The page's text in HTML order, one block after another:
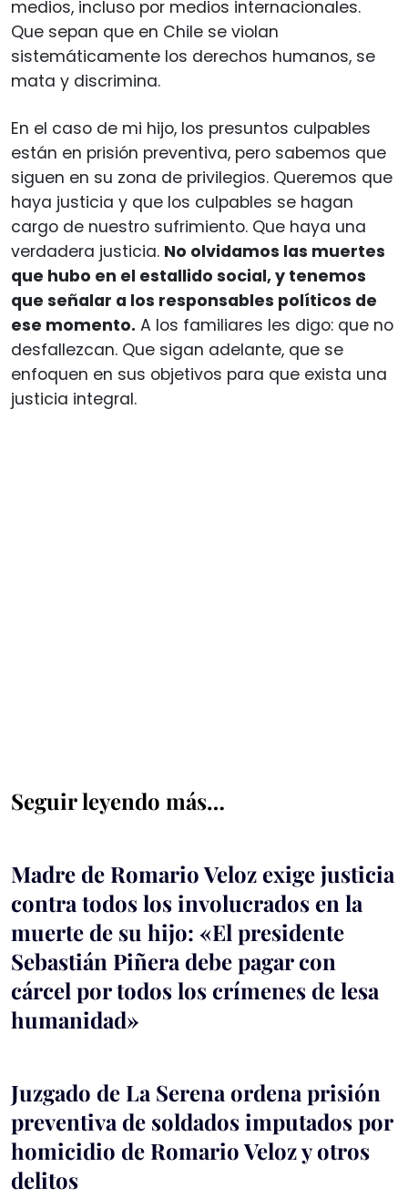
medios, incluso por medios internacionales.
Que sepan que en Chile se violan
sistemáticamente los derechos humanos, se
mata y discrimina.
En el caso de mi hijo, los presuntos culpables
están en prisión preventiva, pero sabemos que
siguen en su zona de privilegios. Queremos que
haya justicia y que los culpables se hagan
cargo de nuestro sufrimiento. Que haya una
verdadera justicia. No olvidamos las muertes
que hubo en el estallido social, y tenemos
que señalar a los responsables políticos de
ese momento. A los familiares les digo: que no
desfallezcan. Que sigan adelante, que se
enfoquen en sus objetivos para que exista una
justicia integral.
Seguir leyendo más…
Madre de Romario Veloz exige justicia
contra todos los involucrados en la
muerte de su hijo: «El presidente
Sebastián Piñera debe pagar con
cárcel por todos los crímenes de lesa
humanidad»
Juzgado de La Serena ordena prisión
preventiva de soldados imputados por
homicidio de Romario Veloz y otros
delitos